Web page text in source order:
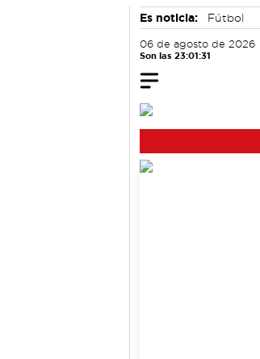
Es noticia: Fútbol
06 de agosto de 2026
Son las 23:01:32